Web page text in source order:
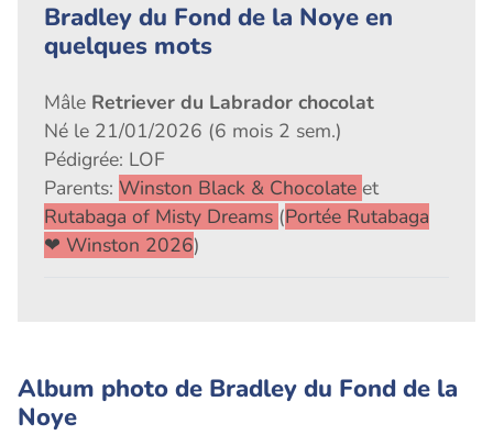
Bradley du Fond de la Noye en
quelques mots
Mâle Retriever du Labrador chocolat
Né le 21/01/2026 (6 mois 2 sem.)
Pédigrée: LOF
Parents: Winston Black & Chocolate et
Rutabaga of Misty Dreams (Portée Rutabaga
❤ Winston 2026)
Album photo de Bradley du Fond de la
Noye